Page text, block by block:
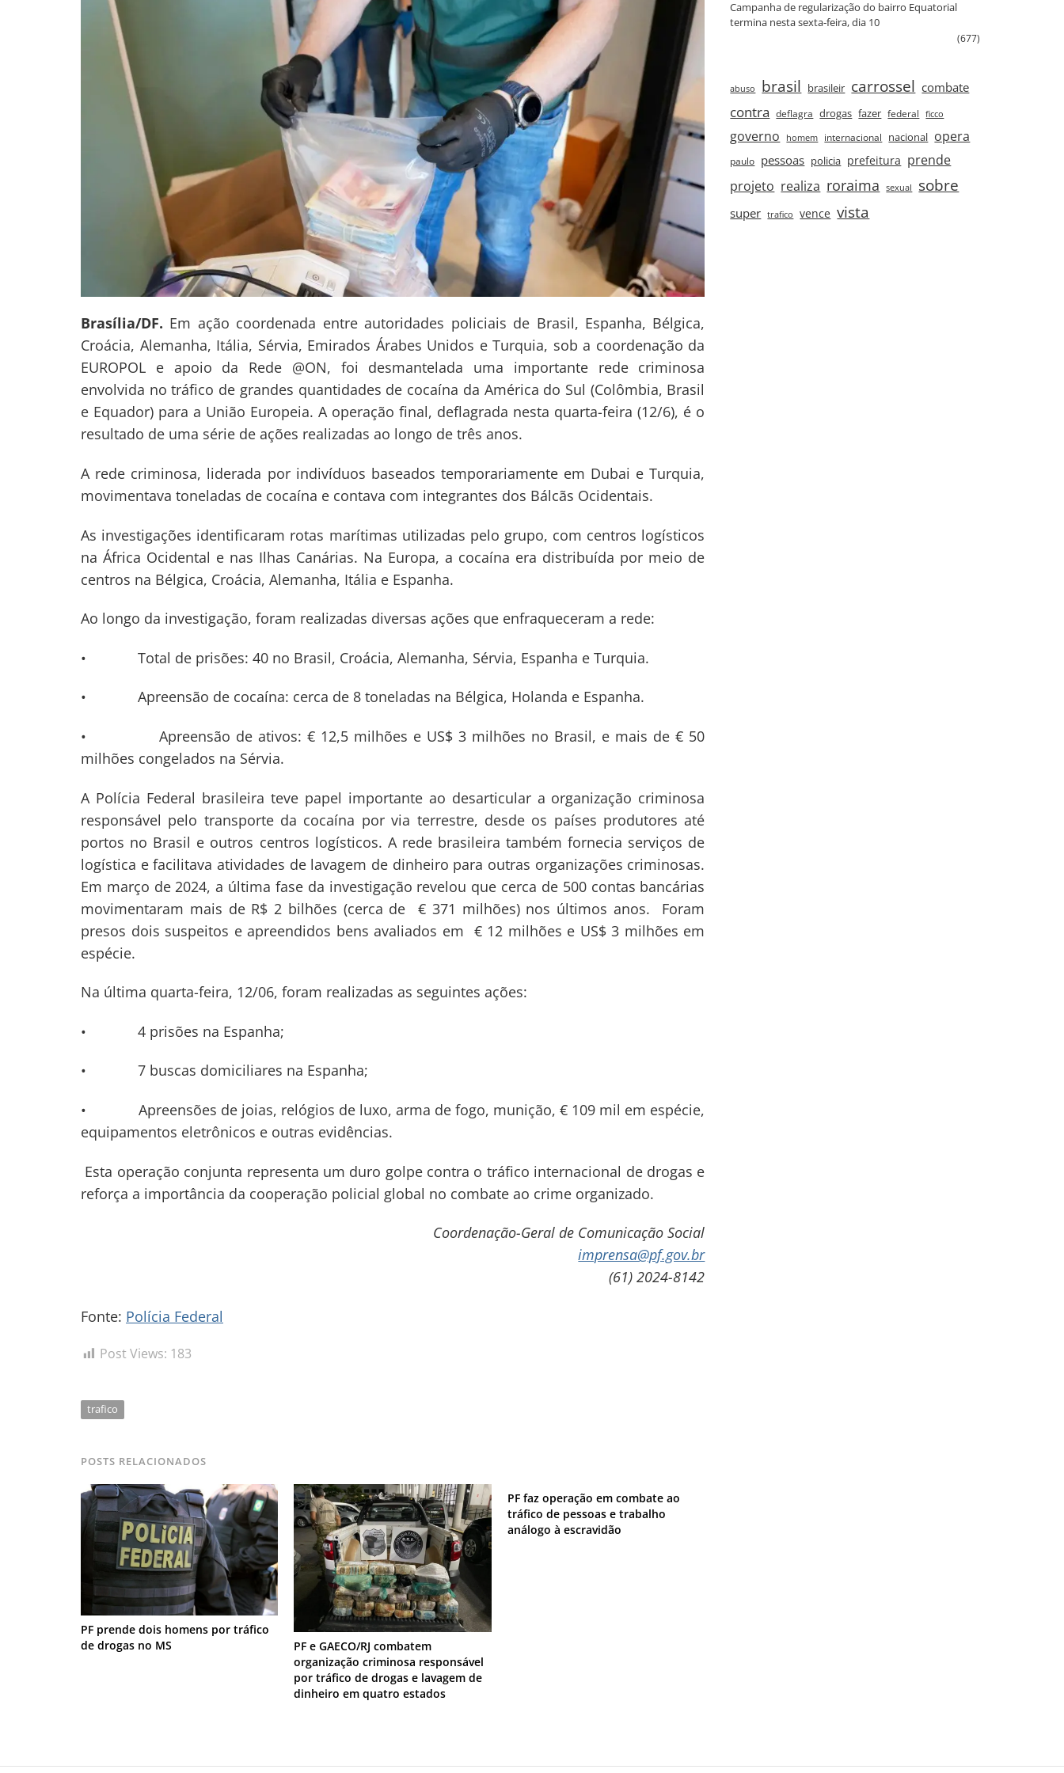
Brasília/DF. Em ação coordenada entre autoridades policiais de Brasil, Espanha, Bélgica,
Croácia, Alemanha, Itália, Sérvia, Emirados Árabes Unidos e Turquia, sob a coordenação da
EUROPOL e apoio da Rede @ON, foi desmantelada uma importante rede criminosa
envolvida no tráfico de grandes quantidades de cocaína da América do Sul (Colômbia, Brasil
e Equador) para a União Europeia. A operação final, deflagrada nesta quarta-feira (12/6), é o
resultado de uma série de ações realizadas ao longo de três anos.
A rede criminosa, liderada por indivíduos baseados temporariamente em Dubai e Turquia,
movimentava toneladas de cocaína e contava com integrantes dos Bálcãs Ocidentais.
As investigações identificaram rotas marítimas utilizadas pelo grupo, com centros logísticos
na África Ocidental e nas Ilhas Canárias. Na Europa, a cocaína era distribuída por meio de
centros na Bélgica, Croácia, Alemanha, Itália e Espanha.
Ao longo da investigação, foram realizadas diversas ações que enfraqueceram a rede:
• Total de prisões: 40 no Brasil, Croácia, Alemanha, Sérvia, Espanha e Turquia.
• Apreensão de cocaína: cerca de 8 toneladas na Bélgica, Holanda e Espanha.
• Apreensão de ativos: € 12,5 milhões e US$ 3 milhões no Brasil, e mais de € 50
milhões congelados na Sérvia.
A Polícia Federal brasileira teve papel importante ao desarticular a organização criminosa
responsável pelo transporte da cocaína por via terrestre, desde os países produtores até
portos no Brasil e outros centros logísticos. A rede brasileira também fornecia serviços de
logística e facilitava atividades de lavagem de dinheiro para outras organizações criminosas.
Em março de 2024, a última fase da investigação revelou que cerca de 500 contas bancárias
movimentaram mais de R$ 2 bilhões (cerca de € 371 milhões) nos últimos anos. Foram
presos dois suspeitos e apreendidos bens avaliados em € 12 milhões e US$ 3 milhões em
espécie.
Na última quarta-feira, 12/06, foram realizadas as seguintes ações:
• 4 prisões na Espanha;
• 7 buscas domiciliares na Espanha;
• Apreensões de joias, relógios de luxo, arma de fogo, munição, € 109 mil em espécie,
equipamentos eletrônicos e outras evidências.
Esta operação conjunta representa um duro golpe contra o tráfico internacional de drogas e
reforça a importância da cooperação policial global no combate ao crime organizado.
Coordenação-Geral de Comunicação Social
imprensa@pf.gov.br
(61) 2024-8142
Fonte: Polícia Federal
Post Views: 183
trafico
POSTS RELACIONADOS
PF prende dois homens por tráfico
de drogas no MS
PF e GAECO/RJ combatem
organização criminosa responsável
por tráfico de drogas e lavagem de
dinheiro em quatro estados
PF faz operação em combate ao
tráfico de pessoas e trabalho
análogo à escravidão
Navegação
Campanha de regularização do bairro Equatorial
termina nesta sexta‑feira, dia 10
(677)
abuso brasil brasileir carrossel combate
contra deflagra drogas fazer federal ficco
governo homem internacional nacional opera
paulo pessoas policia prefeitura prende
projeto realiza roraima sexual sobre
super trafico vence vista